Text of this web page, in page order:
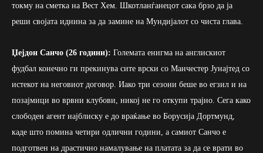
токму на сметка на Вест Хем. Шкотланѓанецот сака брзо да ја
реши својата иднина за да замине на Мундијалот со чиста глава.
Џејдон Санчо (26 години): Големата енигма на англискиот
фудбал конечно ги прекинува сите врски со Манчестер Јунајтед со
истекот на неговиот договор. Иако три сезони беше во егзил и на
позајмици во врвни клубови, никој не го откупи трајно. Сега како
слободен агент најблиску е до враќање во Борусија Дортмунд,
каде што помина четири одлични години, а самиот Санчо е
подготвен на драстично намалување на платата за да се врати во